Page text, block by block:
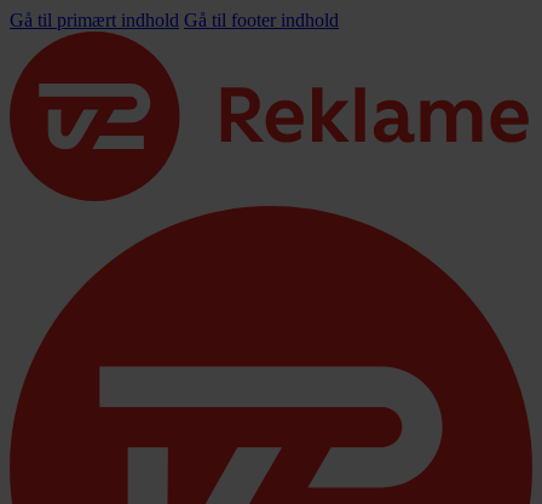
Gå til primært indhold Gå til footer indhold